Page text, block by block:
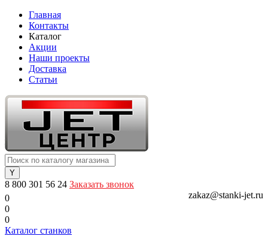
Главная
Контакты
Каталог
Акции
Наши проекты
Доставка
Статьи
8 800 301 56 24 Заказать звонок
zakaz@stanki-jet.ru
0
0
0
Каталог станков